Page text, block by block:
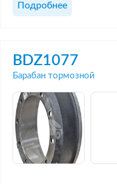
Подробнее
BDZ1077
Барабан тормозной